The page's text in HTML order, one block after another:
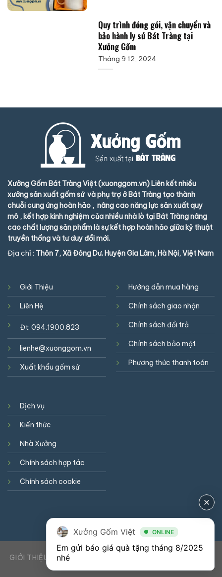
Quy trình đóng gói, vận chuyển và
bảo hành ly sứ Bát Tràng tại
Xưởng Gốm
Tháng 9 12, 2024
Xưởng Gốm Bát Tràng Việt (xuonggom.vn) Liên kết nhiều
xưởng sản xuất gốm sứ và phụ trợ ở Bát Tràng tạo thành
chuỗi cung ứng hoàn hảo , nâng cao năng lực sản xuất quy
mô , kết hợp kinh nghiệm của nhiều nhà lò tại Bát Tràng nâng
cao chất lượng sản phẩm là sự kết hợp hoàn hảo giữa kỹ thuật
truyền thống và tư duy đổi mới.
Địa chỉ : Thôn 7, Xã Đông Dư. Huyện Gia Lâm, Hà Nội, Việt Nam
Giới Thiệu
Liên Hệ
Đt: 094.1900.823
lienhe@xuonggom.vn
Xuất khẩu gốm sứ
Hướng dẫn mua hàng
Chính sách giao nhận
Chính sách đổi trả
Chính sách bảo mật
Phương thức thanh toán
Dịch vụ
Kiến thức
Nhà Xưởng
Chính sách hợp tác
Chính sách cookie
GIỚI THIỆU DỊCH VỤ
Xưởng Gốm Việt ONLINE
Em gửi báo giá quà tặng tháng 8/2025
nhé